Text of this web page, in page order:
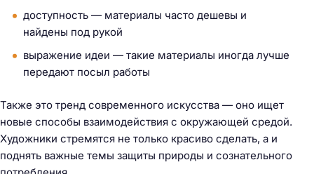
доступность — материалы часто дешевы и
найдены под рукой
выражение идеи — такие материалы иногда лучше
передают посыл работы
Также это тренд современного искусства — оно ищет
новые способы взаимодействия с окружающей средой.
Художники стремятся не только красиво сделать, а и
поднять важные темы защиты природы и сознательного